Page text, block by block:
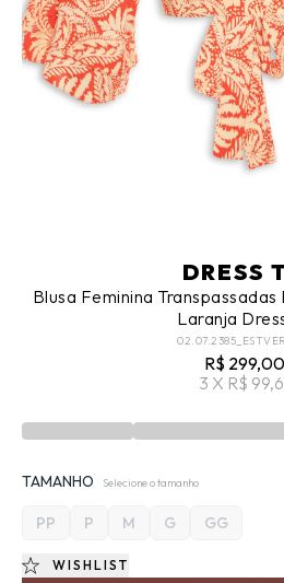
DRESS
Blusa Feminina
Laranja
R$ 299,00
3 X R$
TAMANHO Selecione o tamanho
PP P M G GG
WISHLIST